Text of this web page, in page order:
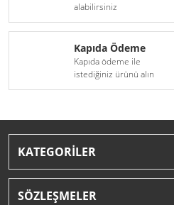
alabilirsiniz
Kapıda Ödeme
Kapıda ödeme ile
istediğiniz ürünü alın
KATEGORİLER
SÖZLEŞMELER